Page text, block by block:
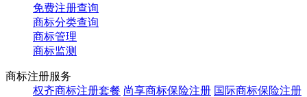
免费注册查询
商标分类查询
商标管理
商标监测
商标注册服务
权齐商标注册套餐 尚享商标保险注册 国际商标保险注册